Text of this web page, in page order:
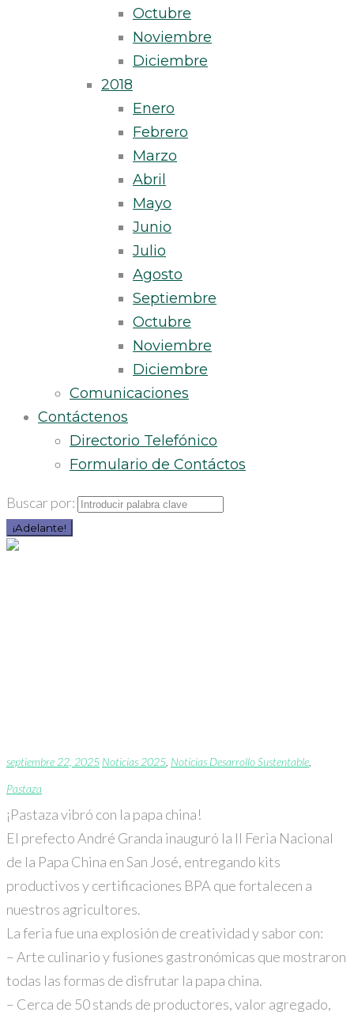
Octubre
Noviembre
Diciembre
2018
Enero
Febrero
Marzo
Abril
Mayo
Junio
Julio
Agosto
Septiembre
Octubre
Noviembre
Diciembre
Comunicaciones
Contáctenos
Directorio Telefónico
Formulario de Contáctos
Buscar por:
¡Adelante!
septiembre 22, 2025 Noticias 2025 Noticias Desarrollo Sustentable
Pastaza
¡Pastaza vibró con la papa china!
El prefecto André Granda inauguró la II Feria Nacional
de la Papa China en San José, entregando kits
productivos y certificaciones BPA que fortalecen a
nuestros agricultores.
La feria fue una explosión de creatividad y sabor con:
–Arte culinario y fusiones gastronómicas que mostraron
todas las formas de disfrutar la papa china.
– Cerca de 50 stands de productores, valor agregado,